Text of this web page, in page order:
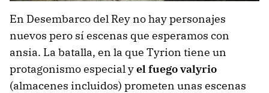
En Desembarco del Rey no hay personajes
nuevos pero sí escenas que esperamos con
ansia. La batalla, en la que Tyrion tiene un
protagonismo especial yel fuego valyrio
(almacenes incluidos) prometen unas escenas